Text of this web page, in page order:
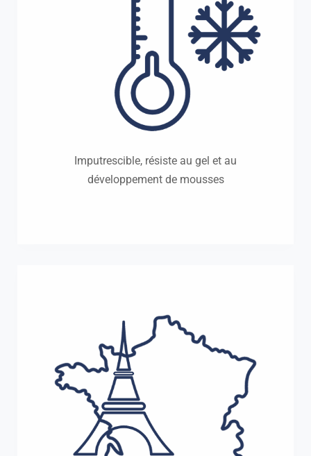
Imputrescible, résiste au gel et au
développement de mousses